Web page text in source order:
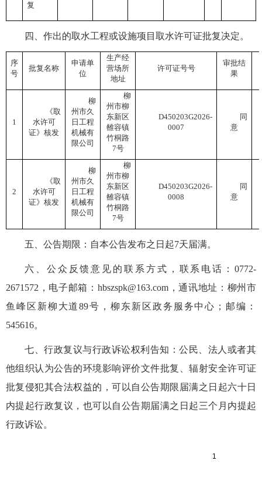
复
四、作出的取水工程或设施项目取水许可证批复决定。
序
号
批复名称
申请单
位
生产经
营场所
地址
许可证号号
审批结
果
1
《取
水许可
证》核发
柳
州市久
日工程
机械有
限公司
柳
州市柳
东新区
雒容镇
竹桐路
7号
D450203G2026-
0007
同
意
2
《取
水许可
证》核发
柳
州市久
日工程
机械有
限公司
柳
州市柳
东新区
雒容镇
竹桐路
7号
D450203G2026-
0008
同
意
五、公告期限：自本公告发布之日起7天届满。
六、公众反馈意见的联系方式，联系电话：0772-
2671572，电子邮箱：hbszspk@163.com，通讯地址：柳州市
鱼峰区新柳大道89号，柳东新区政务服务中心；邮编：
545616。
七、行政复议与行政诉讼权利告知：公民、法人或者其
他组织认为公告的环境影响评价文件批复、辐射安全许可证
批复侵犯其合法权益的，可以自公告期限届满之日起六十日
内提起行政复议，也可以自公告期届满之日起三个月内提起
行政诉讼。